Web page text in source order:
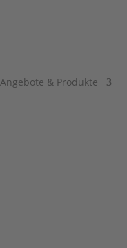
Angebote & Produkte